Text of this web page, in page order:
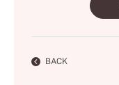
BACK